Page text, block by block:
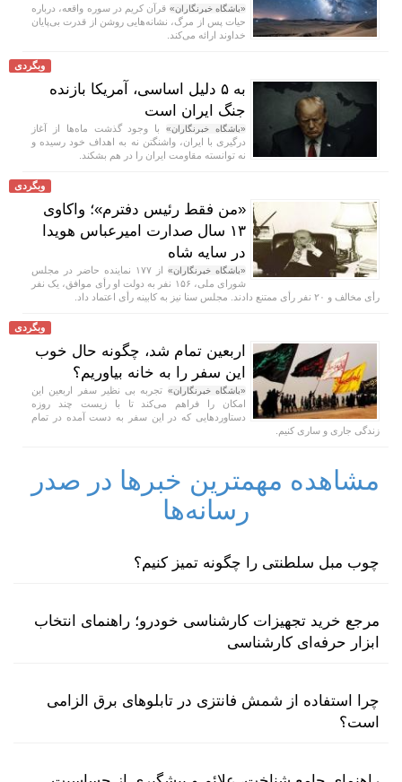
«باشگاه خبرنگاران» قرآن کریم در سوره واقعه، درباره
حیات پس از مرگ، نشانه‌هایی روشن از قدرت بی‌پایان
خداوند ارائه می‌کند.
وبگردی
به ۵ دلیل اساسی، آمریکا بازنده
جنگ ایران است
«باشگاه خبرنگاران»با وجود گذشت ماه‌ها از آغاز
درگیری با ایران، واشنگتن نه به اهداف خود رسیده و
نه توانسته مقاومت ایران را در هم بشکند.
وبگردی
«من فقط رئیس دفترم»؛ واکاوی
۱۳ سال صدارت امیرعباس هویدا
در سایه شاه
«باشگاه خبرنگاران»
از ۱۷۷ نماینده حاضر در مجلس
شورای ملی، ۱۵۶ نفر به دولت او رأی موافق، یک نفر
رأی مخالف و ۲۰ نفر رأی ممتنع دادند. مجلس سنا نیز به کابینه رأی اعتماد داد.
وبگردی
اربعین تمام شد، چگونه حال خوب
این سفر را به خانه بیاوریم؟
«باشگاه خبرنگاران» تجربه بی نظیر سفر اربعین این
امکان را فراهم می‌کند تا با زیست چند روزه
دستاورد‌هایی که در این سفر به دست آمده در تمام
زندگی جاری و ساری کنیم.
مشاهده مهمترین خبرها در صدر
رسانه‌ها
چوب مبل سلطنتی را چگونه تمیز کنیم؟
مرجع خرید تجهیزات کارشناسی خودرو؛ راهنمای انتخاب
ابزار حرفه‌ای کارشناسی
چرا استفاده از شمش فانتزی در تابلوهای برق الزامی
است؟